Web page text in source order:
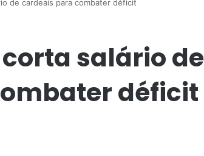
de cardeais para combater déficit
salário de
déficit